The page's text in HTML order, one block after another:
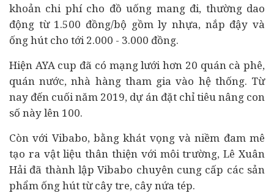
khoản chi phí cho đồ uống mang đi, thường dao
động từ 1.500 đồng/bộ gồm ly nhựa, nắp đậy và
ống hút cho tới 2.000 - 3.000 đồng.
Hiện AYA cup đã có mạng lưới hơn 20 quán cà phê,
quán nước, nhà hàng tham gia vào hệ thống. Từ
nay đến cuối năm 2019, dự án đặt chỉ tiêu nâng con
số này lên 100.
Còn với Vibabo, bằng khát vọng và niềm đam mê
tạo ra vật liệu thân thiện với môi trường, Lê Xuân
Hải đã thành lập Vibabo chuyên cung cấp các sản
phẩm ống hút từ cây tre, cây nứa tép.